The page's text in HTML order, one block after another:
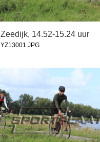
Zeedijk, 14.52-15.24 uur
YZ13001.JPG